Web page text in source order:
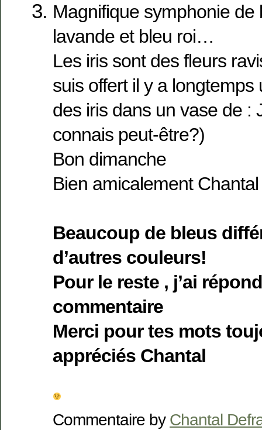
Magnifique symphonie de
lavande et bleu roi…
Les iris sont des fleurs
suis offert il y a longtemps
des iris dans un vase de :
connais peut-être?)
Bon dimanche
Bien amicalement Chantal
Beaucoup de bleus
d’autres couleurs!
Pour le reste , j’ai
commentaire
Merci pour tes mots
appréciés Chantal
Commentaire by Chantal